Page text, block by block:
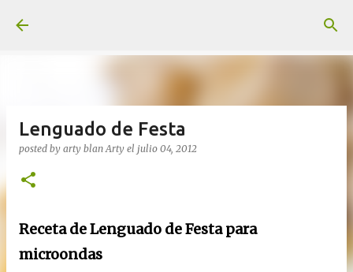
Lenguado de Festa
posted by arty blanArty el julio 04, 2012
Receta de Lenguado de Festa para
microondas